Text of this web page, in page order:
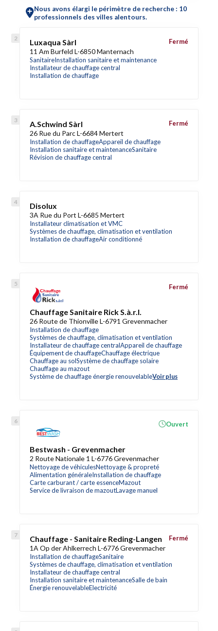
Nous avons élargi le périmètre de recherche : 10
professionnels des villes alentours.
Luxaqua Sàrl
11 Am Burfeld L-6850 Manternach
SanitaireInstallation sanitaire et maintenance
Installateur de chauffage central
Installation de chauffage
Fermé
A.Schwind Sàrl
26 Rue du Parc L-6684 Mertert
Installation de chauffageAppareil de chauffage
Installation sanitaire et maintenanceSanitaire
Révision de chauffage central
Fermé
Disolux
3A Rue du Port L-6685 Mertert
Installateur climatisation et VMC
Systèmes de chauffage, climatisation et ventilation
Installation de chauffageAir conditionné
Chauffage Sanitaire Rick S.à.r.l.
26 Route de Thionville L-6791 Grevenmacher
Installation de chauffage
Systèmes de chauffage, climatisation et ventilation
Installateur de chauffage centralAppareil de chauffage
Équipement de chauffageChauffage électrique
Chauffage au solSystème de chauffage solaire
Chauffage au mazout
Système de chauffage énergie renouvelableVoir plus
Fermé
Bestwash - Grevenmacher
2 Route Nationale 1 L-6776 Grevenmacher
Nettoyage de véhiculesNettoyage & propreté
Alimentation généraleInstallation de chauffage
Carte carburant / carte essenceMazout
Service de livraison de mazoutLavage manuel
Ouvert
Chauffage - Sanitaire Reding-Langen
1A Op der Ahlkerrech L-6776 Grevenmacher
Installation de chauffageSanitaire
Systèmes de chauffage, climatisation et ventilation
Installateur de chauffage central
Installation sanitaire et maintenanceSalle de bain
Énergie renouvelableElectricité
Fermé